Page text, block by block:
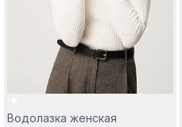
Водолазка женская